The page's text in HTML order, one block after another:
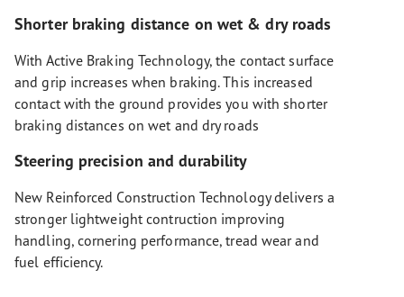
Shorter braking distance on wet & dry roads
With Active Braking Technology, the contact surface
and grip increases when braking. This increased
contact with the ground provides you with shorter
braking distances on wet and dry roads
Steering precision and durability
New Reinforced Construction Technology delivers a
stronger lightweight contruction improving
handling, cornering performance, tread wear and
fuel efficiency.